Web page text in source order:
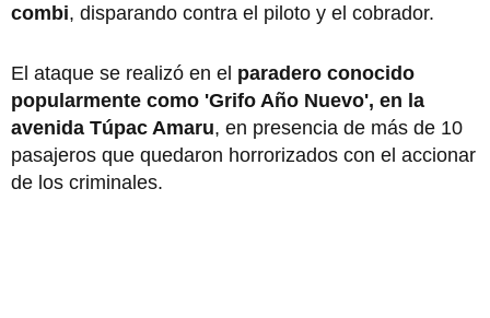
combi, disparando contra el piloto y el cobrador.
El ataque se realizó en el paradero conocido
popularmente como 'Grifo Año Nuevo', en la
avenida Túpac Amaru, en presencia de más de 10
pasajeros que quedaron horrorizados con el accionar
de los criminales.